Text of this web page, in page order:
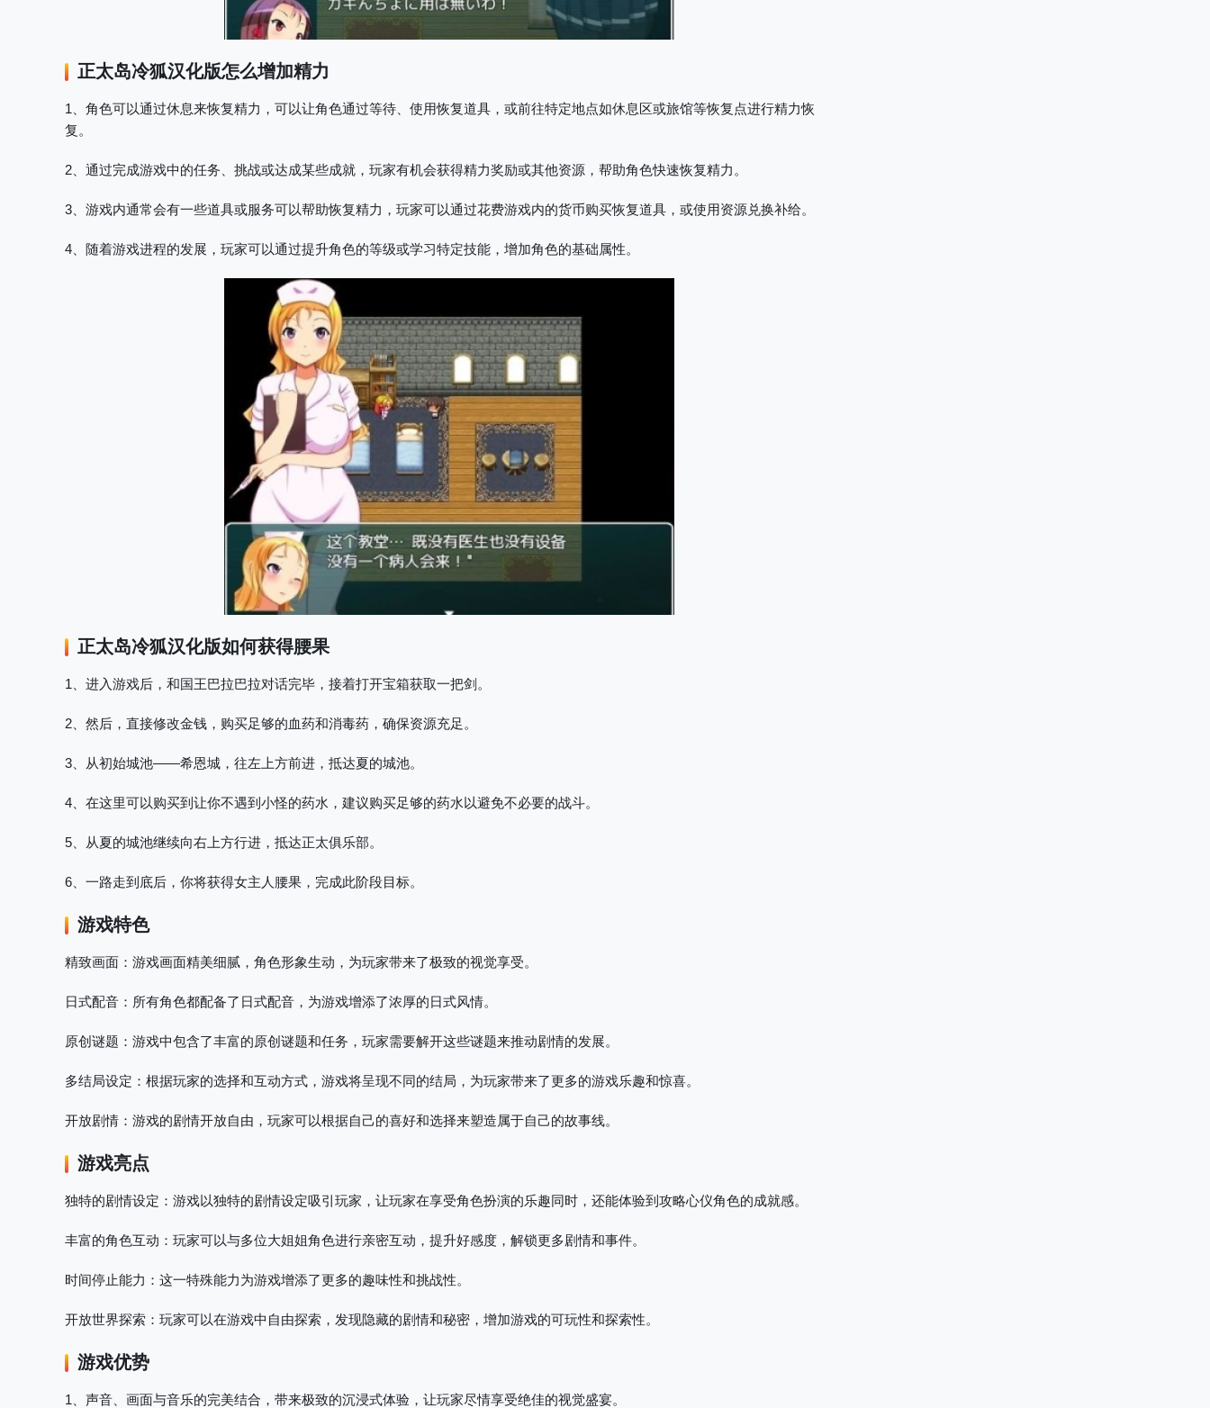
正太岛冷狐汉化版怎么增加精力
1、角色可以通过休息来恢复精力，可以让角色通过等待、使用恢复道具，或前往特定地点如休息区或旅馆等恢复点进行精力恢
复。
2、通过完成游戏中的任务、挑战或达成某些成就，玩家有机会获得精力奖励或其他资源，帮助角色快速恢复精力。
3、游戏内通常会有一些道具或服务可以帮助恢复精力，玩家可以通过花费游戏内的货币购买恢复道具，或使用资源兑换补给。
4、随着游戏进程的发展，玩家可以通过提升角色的等级或学习特定技能，增加角色的基础属性。
正太岛冷狐汉化版如何获得腰果
1、进入游戏后，和国王巴拉巴拉对话完毕，接着打开宝箱获取一把剑。
2、然后，直接修改金钱，购买足够的血药和消毒药，确保资源充足。
3、从初始城池——希恩城，往左上方前进，抵达夏的城池。
4、在这里可以购买到让你不遇到小怪的药水，建议购买足够的药水以避免不必要的战斗。
5、从夏的城池继续向右上方行进，抵达正太俱乐部。
6、一路走到底后，你将获得女主人腰果，完成此阶段目标。
游戏特色
精致画面 ：游戏画面精美细腻，角色形象生动，为玩家带来了极致的视觉享受。
日式配音 ：所有角色都配备了日式配音，为游戏增添了浓厚的日式风情。
原创谜题 ：游戏中包含了丰富的原创谜题和任务，玩家需要解开这些谜题来推动剧情的发展。
多结局设定 ：根据玩家的选择和互动方式，游戏将呈现不同的结局，为玩家带来了更多的游戏乐趣和惊喜。
开放剧情 ：游戏的剧情开放自由，玩家可以根据自己的喜好和选择来塑造属于自己的故事线。
游戏亮点
独特的剧情设定 ：游戏以独特的剧情设定吸引玩家，让玩家在享受角色扮演的乐趣同时，还能体验到攻略心仪角色的成就感。
丰富的角色互动 ：玩家可以与多位大姐姐角色进行亲密互动，提升好感度，解锁更多剧情和事件。
时间停止能力 ：这一特殊能力为游戏增添了更多的趣味性和挑战性。
开放世界探索 ：玩家可以在游戏中自由探索，发现隐藏的剧情和秘密，增加游戏的可玩性和探索性。
游戏优势
1、声音、画面与音乐的完美结合，带来极致的沉浸式体验，让玩家尽情享受绝佳的视觉盛宴。